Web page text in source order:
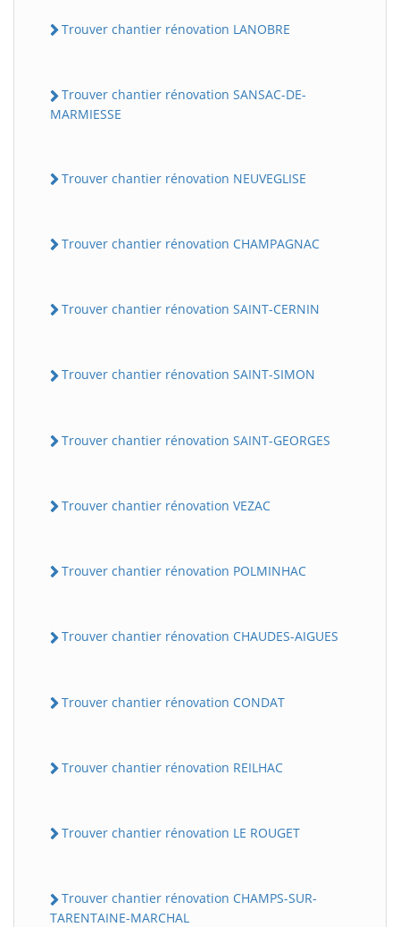
Trouver chantier rénovation LANOBRE
Trouver chantier rénovation SANSAC-DE-
MARMIESSE
Trouver chantier rénovation NEUVEGLISE
Trouver chantier rénovation CHAMPAGNAC
Trouver chantier rénovation SAINT-CERNIN
Trouver chantier rénovation SAINT-SIMON
Trouver chantier rénovation SAINT-GEORGES
Trouver chantier rénovation VEZAC
Trouver chantier rénovation POLMINHAC
Trouver chantier rénovation CHAUDES-AIGUES
Trouver chantier rénovation CONDAT
Trouver chantier rénovation REILHAC
Trouver chantier rénovation LE ROUGET
Trouver chantier rénovation CHAMPS-SUR-
TARENTAINE-MARCHAL